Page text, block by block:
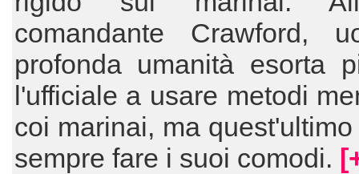
comandante Crawford,
profonda umanità esorta
l'ufficiale a usare metodi
coi marinai, ma
sempre fare i suoi comodi.